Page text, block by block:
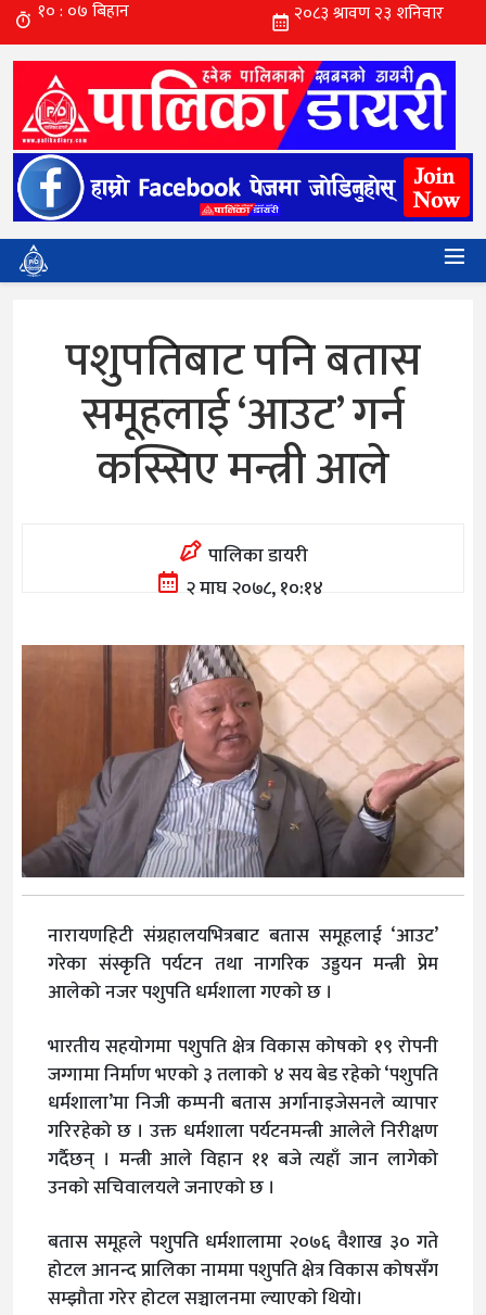
पशुपतिबाट पनि बतास
समूहलाई ‘आउट’ गर्न
कस्सिए मन्त्री आले
पालिका डायरी
२ माघ २०७८, १०:१४
नारायणहिटी संग्रहालयभित्रबाट बतास समूहलाई ‘आउट’
गरेका संस्कृति पर्यटन तथा नागरिक उड्डयन मन्त्री प्रेम
आलेको नजर पशुपति धर्मशाला गएको छ ।
भारतीय सहयोगमा पशुपति क्षेत्र विकास कोषको १९ रोपनी
जग्गामा निर्माण भएको ३ तलाको ४ सय बेड रहेको ‘पशुपति
धर्मशाला’मा निजी कम्पनी बतास अर्गानाइजेसनले व्यापार
गरिरहेको छ । उक्त धर्मशाला पर्यटनमन्त्री आलेले निरीक्षण
गर्दैछन् । मन्त्री आले विहान ११ बजे त्यहाँ जान लागेको
उनको सचिवालयले जनाएको छ ।
बतास समूहले पशुपति धर्मशालामा २०७६ वैशाख ३० गते
होटल आनन्द प्रालिका नाममा पशुपति क्षेत्र विकास कोषसँग
सम्झौता गरेर होटल सञ्चालनमा ल्याएको थियो।